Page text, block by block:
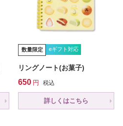
数量限定 eギフト対応
リングノート(お菓子)
650 税込
詳しくはこちら